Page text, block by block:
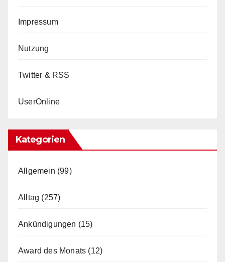
Impressum
Nutzung
Twitter & RSS
UserOnline
Kategorien
Allgemein (99)
Alltag (257)
Ankündigungen (15)
Award des Monats (12)